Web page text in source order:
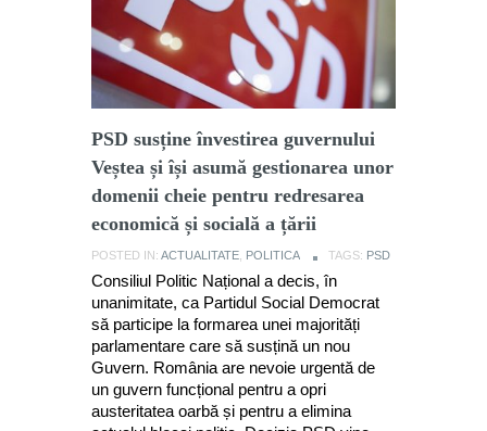
PSD susține învestirea guvernului
Veștea și își asumă gestionarea unor
domenii cheie pentru redresarea
economică și socială a țării
POSTED IN: ACTUALITATE POLITICA TAGS: PSD
Consiliul Politic Național a decis, în
unanimitate, ca Partidul Social Democrat
să participe la formarea unei majorități
parlamentare care să susțină un nou
Guvern. România are nevoie urgentă de
un guvern funcțional pentru a opri
austeritatea oarbă și pentru a elimina